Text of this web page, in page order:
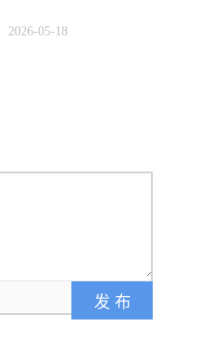
2026-05-18